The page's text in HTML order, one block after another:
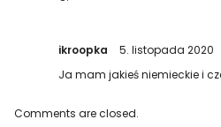
ikroopka
5. listopada 2020
Ja mam jakieś niemieckie i
Comments are closed.